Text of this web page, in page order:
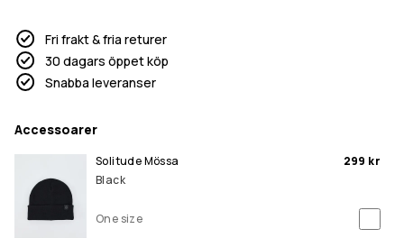
Fri frakt & fria returer
30 dagars öppet köp
Snabba leveranser
Accessoarer
Solitude Mössa
Black
299 kr
One size